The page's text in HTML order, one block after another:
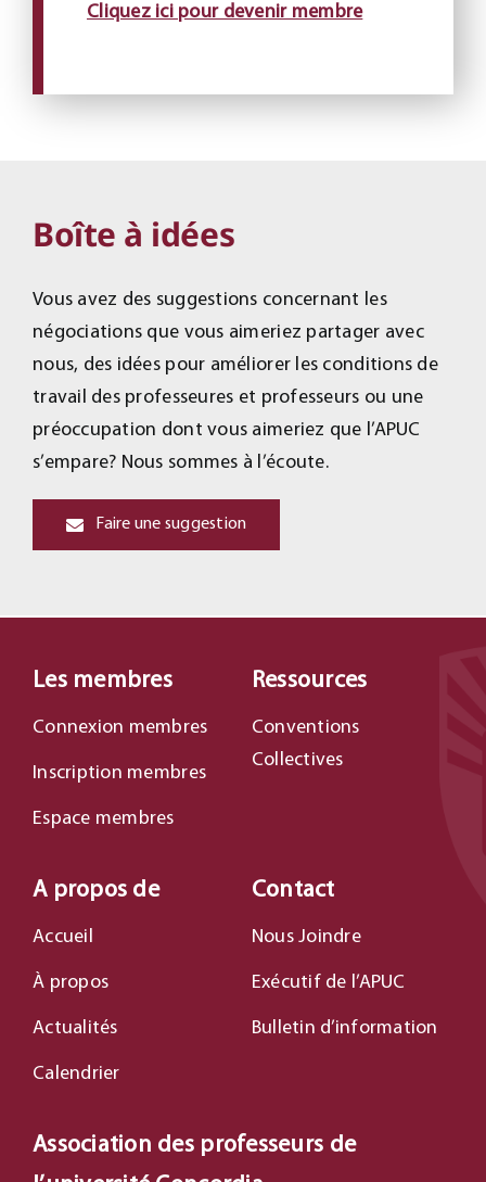
Cliquez ici pour devenir membre
Boîte à idées
Vous avez des suggestions concernant les
négociations que vous aimeriez partager avec
nous, des idées pour améliorer les conditions de
travail des professeures et professeurs ou une
préoccupation dont vous aimeriez que l’APUC
s’empare? Nous sommes à l’écoute.
Faire une suggestion
Les membres
Connexion membres
Inscription membres
Espace membres
Ressources
Conventions
Collectives
A propos de
Accueil
À propos
Actualités
Calendrier
Contact
Nous Joindre
Exécutif de l’APUC
Bulletin d’information
Association des professeurs de